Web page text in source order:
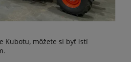
Kubotu, môžete si byť istí